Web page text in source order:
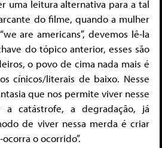
uma leitura alternativa para a tal
do filme, quando a mulher
are americans”, devemos lê-la
do tópico anterior, esses são
o povo de cima nada mais é
cínicos/literais de baixo. Nesse
que nos permite viver nesse
a catástrofe, a degradação, já
de viver nessa merda é criar
o ocorrido”.